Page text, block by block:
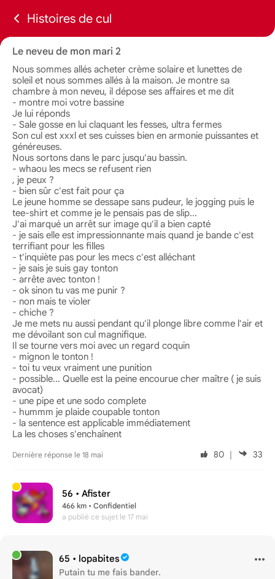
Histoires de cul
Le neveu de mon mari 2
Nous sommes allés acheter crème solaire et lunettes de
soleil et nous sommes allés à la maison. Je montre sa
chambre à mon neveu, il dépose ses affaires et me dit
- montre moi votre bassine
Je lui réponds
- Sale gosse en lui claquant les fesses, ultra fermes
Son cul est xxxl et ses cuisses bien en armonie puissantes et
généreuses.
Nous sortons dans le parc jusqu'au bassin.
- whaou les mecs se refusent rien
, je peux ?
- bien sûr c'est fait pour ça
Le jeune homme se dessape sans pudeur, le jogging puis le
tee-shirt et comme je le pensais pas de slip...
J'ai marqué un arrêt sur image qu'il a bien capté
- je sais elle est impressionnante mais quand je bande c'est
terrifiant pour les filles
- t'inquiète pas pour les mecs c'est alléchant
- je sais je suis gay tonton
- arrête avec tonton !
- ok sinon tu vas me punir ?
- non mais te violer
- chiche ?
Je me mets nu aussi pendant qu'il plonge libre comme l'air et
me dévoilant son cul magnifique.
Il se tourne vers moi avec un regard coquin
- mignon le tonton !
- toi tu veux vraiment une punition
- possible... Quelle est la peine encourue cher maître ( je suis
avocat)
- une pipe et une sodo complete
- hummm je plaide coupable tonton
- la sentence est applicable immédiatement
La les choses s'enchaînent
Dernière réponse le 18 mai 80 ｜ 33
56 • Afister
466 km • Confidentiel
a publié ce sujet le 17 mai
65 • lopabites
Putain tu me fais bander.